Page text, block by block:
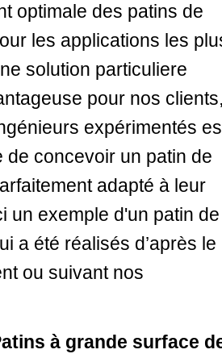
optimale des patins de
les applications les
solution particuliere
pour nos
expérimentés
de concevoir un patin de
adapté à leur
un exemple d'un patin de
a été réalisés d’après le
ou suivant nos
à grande surface